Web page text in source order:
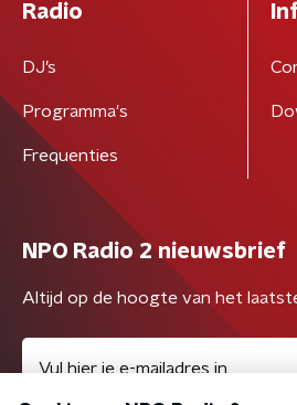
Radio
DJ’s
Programma's
Frequenties
NPO Radio 2 nieuwsbrief
Altijd op de hoogte van het